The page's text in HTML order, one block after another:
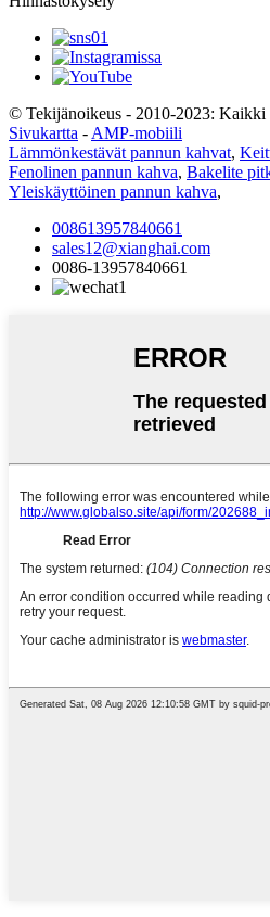
© Tekijänoikeus - 2010-2023: Kaikki
Sivukartta - AMP-mobiili
Lämmönkestävät pannun kahvat,
Fenolinen pannun kahva, Bakelite
Yleiskäyttöinen pannun kahva,
008613957840661
sales12@xianghai.com
0086-13957840661